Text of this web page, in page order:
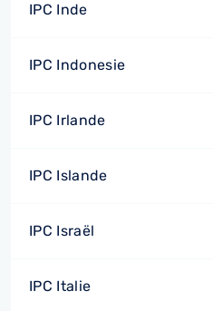
IPC Inde
IPC Indonesie
IPC Irlande
IPC Islande
IPC Israël
IPC Italie